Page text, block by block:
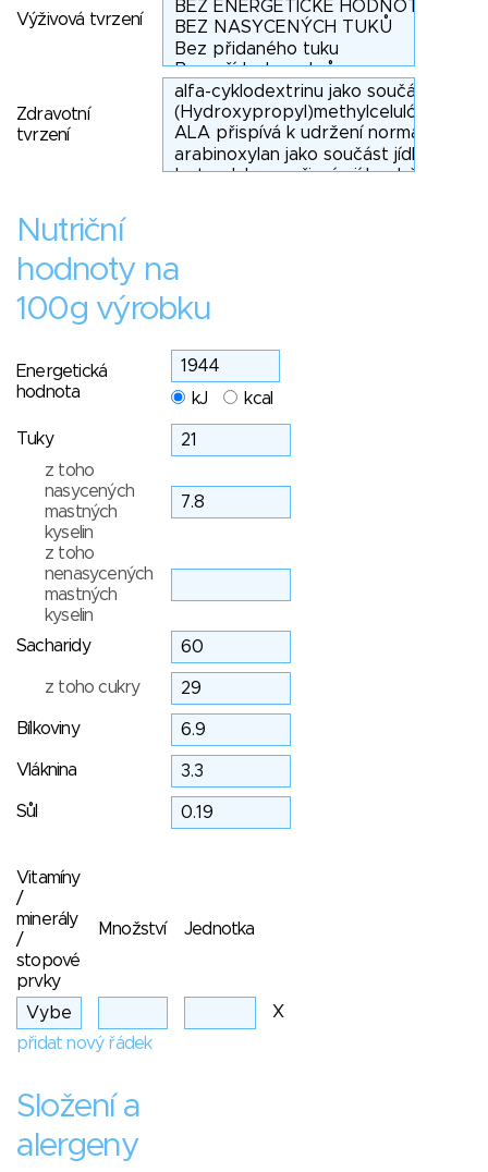
Výživová tvrzení
Zdravotní
tvrzení
Nutriční
hodnoty na
100g výrobku
Energetická
hodnota
kJ kcal
Tuky
z toho
nasycených
mastných
kyselin
z toho
nenasycených
mastných
kyselin
Sacharidy
z toho cukry
Bílkoviny
Vláknina
Sůl
Vitamíny
/
minerály
/
stopové
prvky
Množství Jednotka
X
přidat nový řádek
Složení a
alergeny